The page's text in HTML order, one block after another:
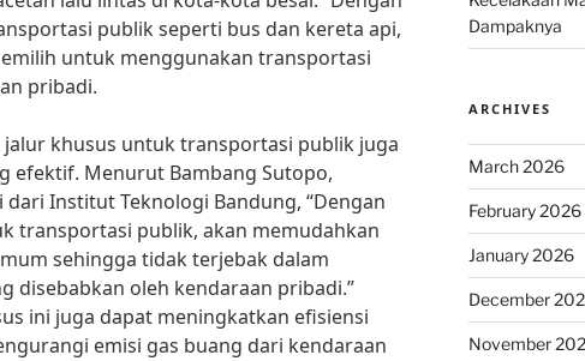
publik seperti bus dan kereta api,
untuk menggunakan transportasi
pribadi.
khusus untuk transportasi publik juga
efektif. Menurut Bambang Sutopo,
Institut Teknologi Bandung, “Dengan
transportasi publik, akan memudahkan
sehingga tidak terjebak dalam
disebabkan oleh kendaraan pribadi.”
ini juga dapat meningkatkan efisiensi
emisi gas buang dari kendaraan
Dampaknya
ARCHIVES
March 2026
February 2026
January 2026
December
November